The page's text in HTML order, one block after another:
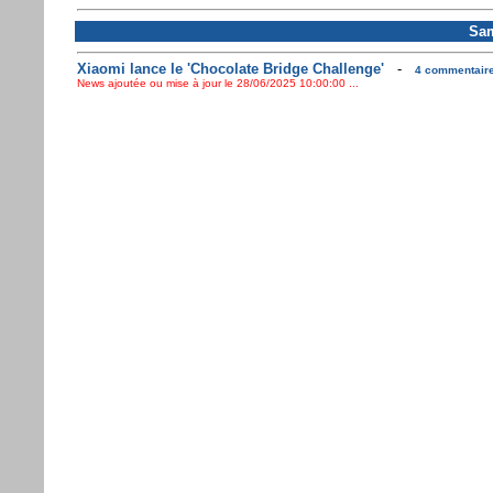
Xiaomi lance le 'Chocolate Bridge Challenge'-
4
News ajoutée ou mise à jour le 28/06/2025 10:00:00 ...